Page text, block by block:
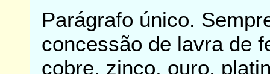
Parágrafo único.
concessão de lavra de
cobre, zinco, ouro,